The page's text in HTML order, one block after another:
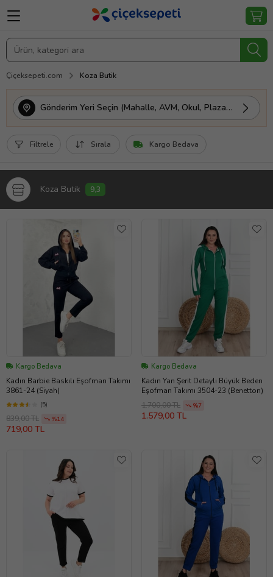
Çiçeksepeti.com Koza Butik
Gönderim Yeri Seçin (Mahalle, AVM, Okul, Plaza vs.)
Filtrele Sırala Kargo Bedava
Koza Butik 9,3
Kargo Bedava
Kadın Barbie Baskılı Eşofman Takımı
3861-24 (Siyah)
(5)
839,00 TL %14
719,00 TL
Kargo Bedava
Kadın Yan Şerit Detaylı Büyük Beden
Eşofman Takımı 3504-23 (Benetton)
1.700,00 TL
%7
1.579,00 TL